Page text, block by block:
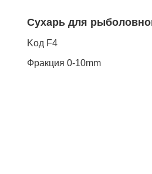
Сухарь для
Koд F4
Фракция 0-10mm